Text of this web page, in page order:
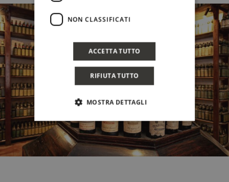
NON CLASSIFICATI
ACCETTA TUTTO
RIFIUTA TUTTO
MOSTRA DETTAGLI